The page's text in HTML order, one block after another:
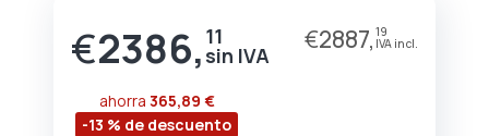
€2386, 11 €2887, 19
-13 % de descuento
ahorra 365,89 €
imágenes